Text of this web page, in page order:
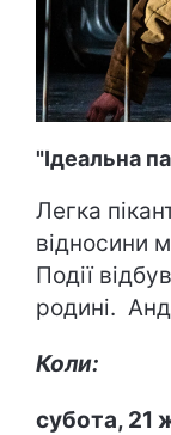
"Ідеальна
Легка
відносини
Події
родині.
Коли:
субота, 21